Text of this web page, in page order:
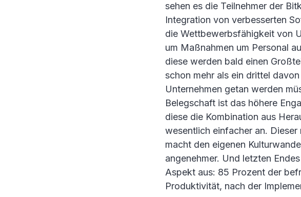
sehen es die Teilnehmer der
Integration von verbesserten
die Wettbewerbsfähigkeit von
um Maßnahmen um Personal
diese werden bald einen
schon mehr als ein drittel
Unternehmen getan werden
Belegschaft ist das höhere
diese die Kombination aus
wesentlich einfacher an.
macht den eigenen
angenehmer. Und letzten
Aspekt aus: 85 Prozent der
Produktivität, nach der